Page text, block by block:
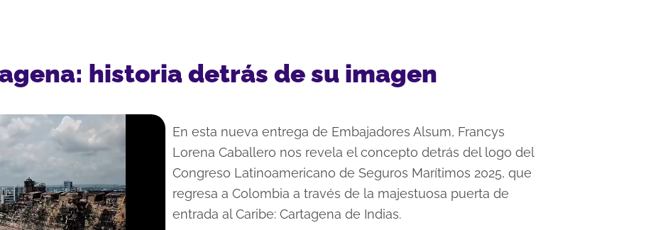
historia detrás de su imagen
En esta nueva entrega de Embajadores Alsum, Francys
Lorena Caballero nos revela el concepto detrás del logo del
Congreso Latinoamericano de Seguros Marítimos 2025, que
regresa a Colombia a través de la majestuosa puerta de
entrada al Caribe: Cartagena de Indias.